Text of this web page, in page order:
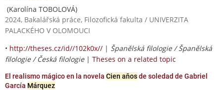
(Karolína TOBOLOVÁ)
2024, Bakalářská práce, Filozofická fakulta / UNIVERZITA
PALACKÉHO V OLOMOUCI
• http://theses.cz/id//102k0x// | Španělská filologie / Španělská
filologie / Česká filologie| Theses on a related topic
El realismo mágico en la novela Cien aňosde soledad de Gabriel
García Márquez